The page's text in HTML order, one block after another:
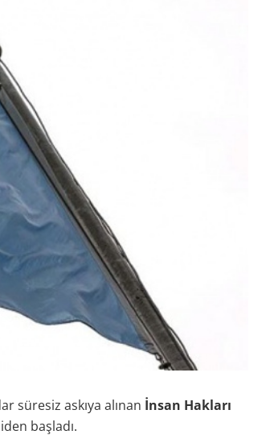
süresiz askıya alınan İnsan Hakları
başladı.